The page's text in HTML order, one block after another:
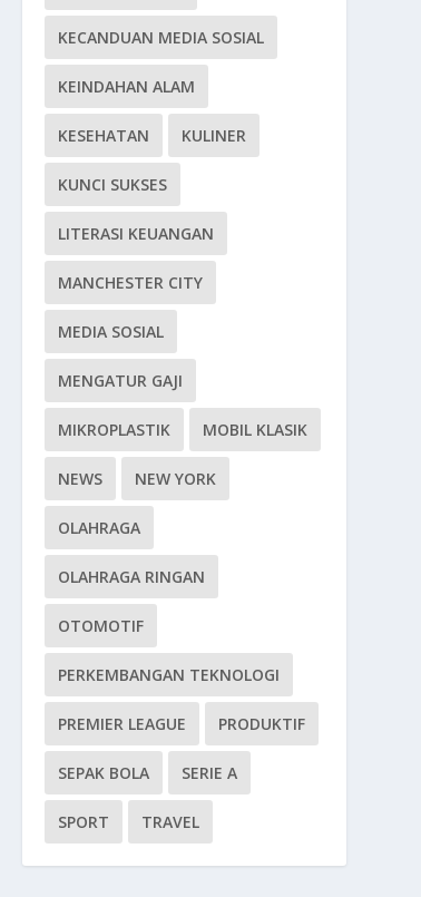
KECANDUAN MEDIA SOSIAL
KEINDAHAN ALAM
KESEHATAN KULINER
KUNCI SUKSES
LITERASI KEUANGAN
MANCHESTER CITY
MEDIA SOSIAL
MENGATUR GAJI
MIKROPLASTIK MOBIL KLASIK
NEWS NEW YORK
OLAHRAGA
OLAHRAGA RINGAN
OTOMOTIF
PERKEMBANGAN TEKNOLOGI
PREMIER LEAGUE PRODUKTIF
SEPAK BOLA SERIE A
SPORT TRAVEL